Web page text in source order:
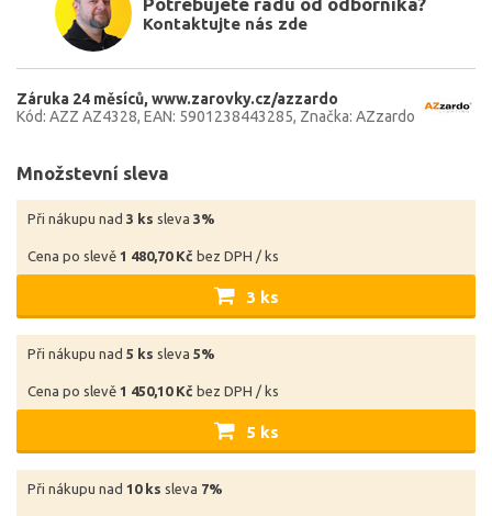
Kontaktujte nás zde
Záruka 24 měsíců www.zarovky.cz/azzardo
Kód: AZZ AZ4328 EAN: 5901238443285 Značka: AZzardo
Množstevní sleva
Při nákupu nad 3 ks sleva 3%
Cena po slevě 1 480,70 Kč bez DPH / ks
3 ks
Při nákupu nad 5 ks sleva 5%
Cena po slevě 1 450,10 Kč bez DPH / ks
5 ks
Při nákupu nad 10 ks sleva 7%